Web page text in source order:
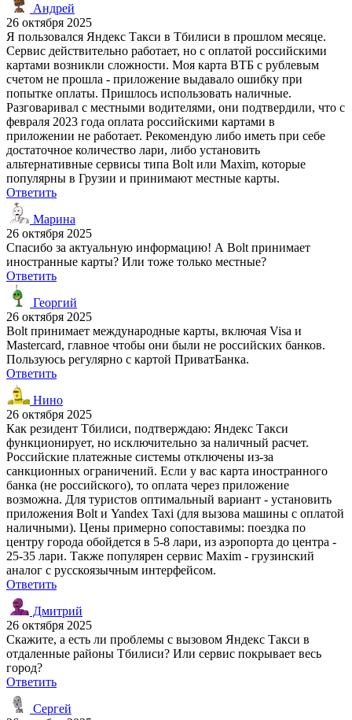
Андрей
26 октября 2025
Я пользовался Яндекс Такси в Тбилиси в прошлом месяце.
Сервис действительно работает, но с оплатой российскими
картами возникли сложности. Моя карта ВТБ с рублевым
счетом не прошла - приложение выдавало ошибку при
попытке оплаты. Пришлось использовать наличные.
Разговаривал с местными водителями, они подтвердили, что с
февраля 2023 года оплата российскими картами в
приложении не работает. Рекомендую либо иметь при себе
достаточное количество лари, либо установить
альтернативные сервисы типа Bolt или Maxim, которые
популярны в Грузии и принимают местные карты.
Ответить
Марина
26 октября 2025
Спасибо за актуальную информацию! А Bolt принимает
иностранные карты? Или тоже только местные?
Ответить
Георгий
26 октября 2025
Bolt принимает международные карты, включая Visa и
Mastercard, главное чтобы они были не российских банков.
Пользуюсь регулярно с картой ПриватБанка.
Ответить
Нино
26 октября 2025
Как резидент Тбилиси, подтверждаю: Яндекс Такси
функционирует, но исключительно за наличный расчет.
Российские платежные системы отключены из-за
санкционных ограничений. Если у вас карта иностранного
банка (не российского), то оплата через приложение
возможна. Для туристов оптимальный вариант - установить
приложения Bolt и Yandex Taxi (для вызова машины с оплатой
наличными). Цены примерно сопоставимы: поездка по
центру города обойдется в 5-8 лари, из аэропорта до центра -
25-35 лари. Также популярен сервис Maxim - грузинский
аналог с русскоязычным интерфейсом.
Ответить
Дмитрий
26 октября 2025
Скажите, а есть ли проблемы с вызовом Яндекс Такси в
отдаленные районы Тбилиси? Или сервис покрывает весь
город?
Ответить
Сергей